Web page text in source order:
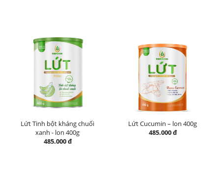
Lứt Tinh bột kháng chuối
xanh - lon 400g
485.000 đ
Lứt Cucumin – lon 400g
485.000 đ